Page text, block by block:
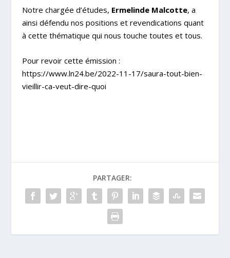
Notre chargée d’études, Ermelinde Malcotte, a
ainsi défendu nos positions et revendications quant
à cette thématique qui nous touche toutes et tous.
Pour revoir cette émission :
https://www.ln24.be/2022-11-17/saura-tout-bien-
vieillir-ca-veut-dire-quoi
PARTAGER: